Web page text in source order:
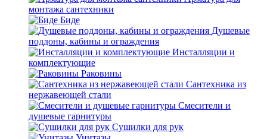
монтажа сантехники
Биде
Душевые
поддоны, кабины и ограждения
Инсталляции и
комплектующие
Раковины
Сантехника из
нержавеющей стали
Смесители и
душевые гарнитуры
Сушилки для рук